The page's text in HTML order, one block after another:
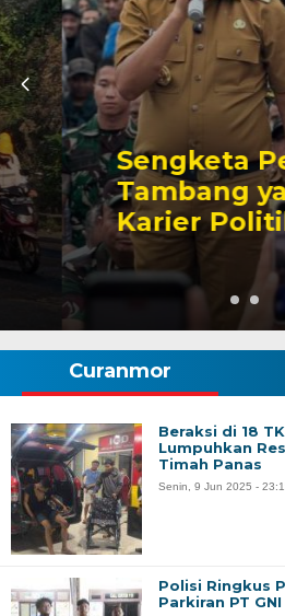
Sengketa
Tambang yang
Karier Politik
Curanmor
Beraksi di 18
Lumpuhkan
Timah Panas
Senin, 9 Jun 2025 -
Polisi Ringkus
Parkiran PT